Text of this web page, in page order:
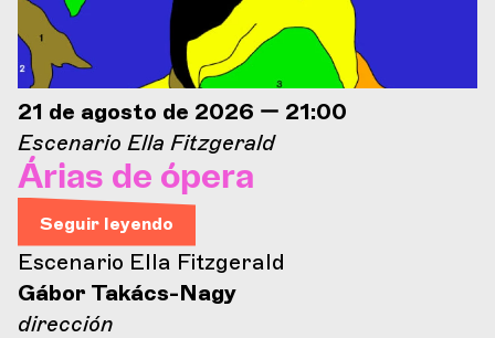
21 de agosto de 2026 — 21:00
Escenario Ella Fitzgerald
Árias de ópera
Seguir leyendo
Escenario Ella Fitzgerald
Gábor Takács-Nagy
dirección